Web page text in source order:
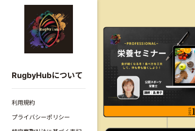
RugbyHubについて
利用規約
プライバシーポリシー